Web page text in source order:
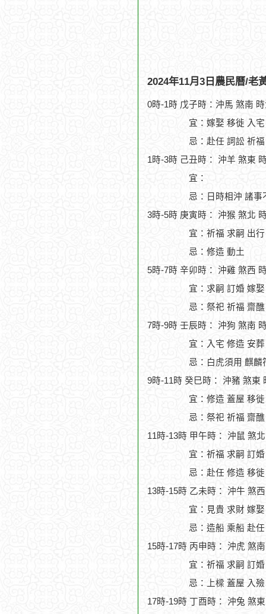
2024年11月3日農民曆/老
0時-1時 戊子時：沖馬 煞南
宜：嫁娶 移徙 入
忌：赴任 詞訟 祈
1時-3時 己丑時： 沖羊 煞東
宜：
忌：日時相沖 諸事
3時-5時 庚寅時： 沖猴 煞北
宜：祈福 求嗣 出
忌：修造 動土
5時-7時 辛卯時： 沖雞 煞西
宜：求嗣 訂婚 嫁
忌：祭祀 祈福 齋
7時-9時 壬辰時： 沖狗 煞南
宜：入宅 修造 安
忌：白虎須用 麒麟
9時-11時 癸巳時： 沖豬 煞東
宜：修造 蓋屋 移
忌：祭祀 祈福 齋
11時-13時 甲午時： 沖鼠 煞
宜：祈福 求嗣 訂
忌：赴任 修造 移
13時-15時 乙未時： 沖牛 煞
宜：見貴 求財 嫁
忌：造船 乘船 赴
15時-17時 丙申時： 沖虎 煞
宜：祈福 求嗣 訂
忌：上樑 蓋屋 入殮
17時-19時 丁酉時： 沖兔 煞